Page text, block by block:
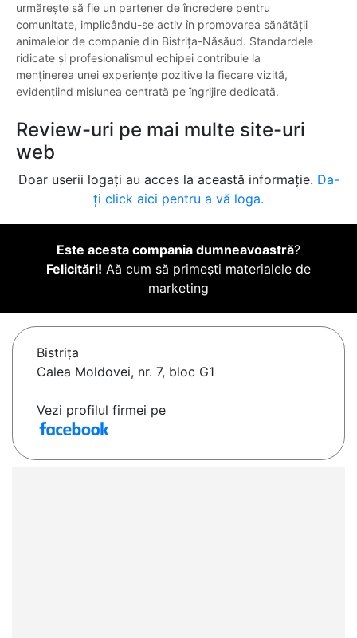
urmărește să fie un partener de încredere pentru
comunitate, implicându-se activ în promovarea sănătății
animalelor de companie din Bistrița-Năsăud. Standardele
ridicate și profesionalismul echipei contribuie la
menținerea unei experiențe pozitive la fiecare vizită,
evidențiind misiunea centrată pe îngrijire dedicată.
Review-uri pe mai multe site-uri
web
Doar userii logați au acces la această informație. Da-
ți click aici pentru a vă loga.
Este acesta compania dumneavoastră?
Felicitări! Aă cum să primești materialele de
marketing
Bistriţa
Calea Moldovei, nr. 7, bloc G1
Vezi profilul firmei pe